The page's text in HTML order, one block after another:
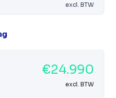
excl. BTW
€24.990
excl. BTW